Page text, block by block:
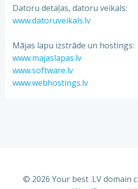
Datoru detaļas, datoru veikals:
www.datoruveikals.lv
Mājas lapu izstrāde un hostings:
www.majaslapas.lv
www.software.lv
www.webhostings.lv
© 2026 Your best .LV domain